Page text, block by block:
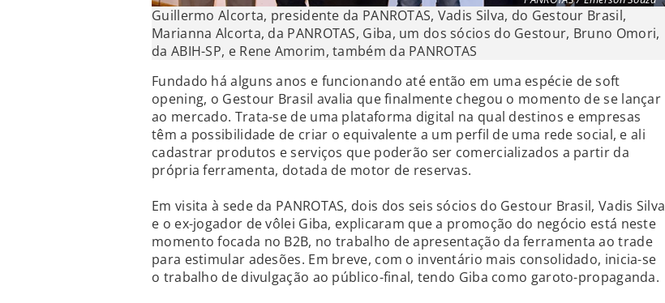
Guillermo Alcorta, presidente da PANROTAS, Vadis Silva, do Gestour Brasil,
Marianna Alcorta, da PANROTAS, Giba, um dos sócios do Gestour, Bruno Omori,
da ABIH-SP, e Rene Amorim, também da PANROTAS
Fundado há alguns anos e funcionando até então em uma espécie de soft
opening, o Gestour Brasil avalia que finalmente chegou o momento de se lançar
ao mercado. Trata-se de uma plataforma digital na qual destinos e empresas
têm a possibilidade de criar o equivalente a um perfil de uma rede social, e ali
cadastrar produtos e serviços que poderão ser comercializados a partir da
própria ferramenta, dotada de motor de reservas.
Em visita à sede da PANROTAS, dois dos seis sócios do Gestour Brasil, Vadis Silva
e o ex-jogador de vôlei Giba, explicaram que a promoção do negócio está neste
momento focada no B2B, no trabalho de apresentação da ferramenta ao trade
para estimular adesões. Em breve, com o inventário mais consolidado, inicia-se
o trabalho de divulgação ao público-final, tendo Giba como garoto-propaganda.